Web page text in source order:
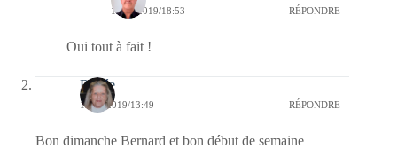
12/08/2019/18:53 RÉPONDRE
Oui tout à fait !
Renée
11/08/2019/13:49 RÉPONDRE
Bon dimanche Bernard et bon début de semaine